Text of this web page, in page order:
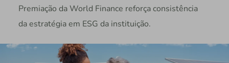
Premiação da World Finance reforça consistência
da estratégia em ESG da instituição.